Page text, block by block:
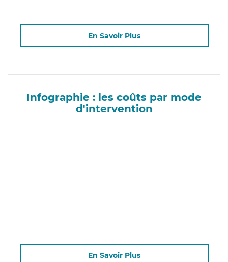
En Savoir Plus
Infographie : les coûts par mode
d'intervention
En Savoir Plus